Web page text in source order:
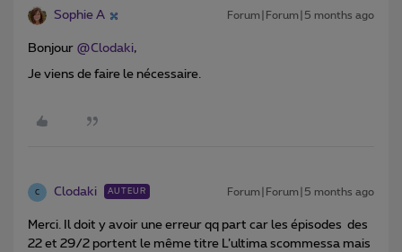
Sophie A Forum|Forum|5 months ago
Bonjour ​ @Clodaki,
Je viens de faire le nécessaire.
C Clodaki AUTEUR Forum|Forum|5 months ago
Merci. Il doit y avoir une erreur qq part car les épisodes des
22 et 29/2 portent le même titre L’ultima scommessa mais